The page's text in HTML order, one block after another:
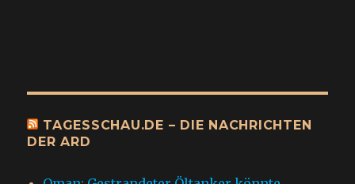
TAGESSCHAU.DE – DIE NACHRICHTEN
DER ARD